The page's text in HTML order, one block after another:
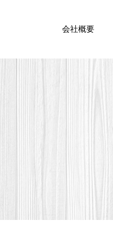
会社概要